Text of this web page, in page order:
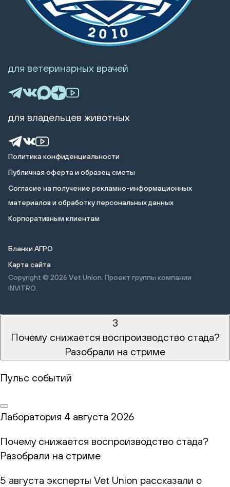
Политика конфиденциальности
Публичная оферта и образец сметы
Cогласие на получение рекламно-информационных
материалов и обработку персональных данных
Корпоративным клиентам
Бланки АГРО
Карта сайта
Copyright © 2026 Vet Union. Проект группы компании
INVITRO.
для ветеринарных врачей
для владельцев животных
3
Почему снижается воспроизводство стада?
Разобрали на стриме
Пульс событий
Лаборатория 4 августа 2026
Почему снижается воспроизводство стада?
Разобрали на стриме
5 августа эксперты Vet Union рассказали о